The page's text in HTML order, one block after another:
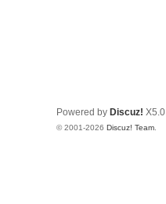
Powered by Discuz! X5.0
© 2001-2026 Discuz! Team